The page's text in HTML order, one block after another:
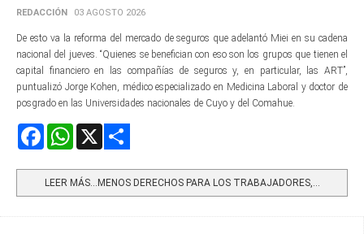
REDACCIÓN 03 AGOSTO 2026
De esto va la reforma del mercado de seguros que adelantó Miei en su cadena
nacional del jueves. “Quienes se benefician con eso son los grupos que tienen el
capital financiero en las compañías de seguros y, en particular, las ART”,
puntualizó Jorge Kohen, médico especializado en Medicina Laboral y doctor de
posgrado en las Universidades nacionales de Cuyo y del Comahue.
FacebookWhatsApp
LEER MÁS…MENOS DERECHOS PARA LOS TRABAJADORES,...